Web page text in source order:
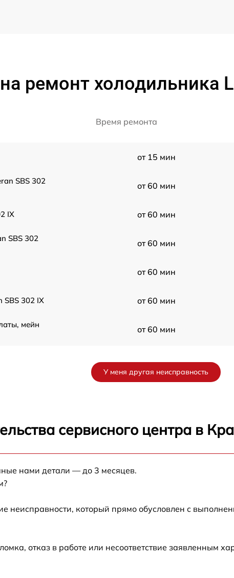
ремонт холодильника
Время ремонта
от 15 мин
SBS 302
от 60 мин
IX от 60 мин
SBS 302
от 60 мин
от 60 мин
SBS 302 IX от 60 мин
мейн
от 60 мин
IX
SBS
У меня другая неисправность
сервисного центра в
нами детали — до 3 месяцев.
неисправности, который прямо обусловлен с
отказ в работе или несоответствие заявленным